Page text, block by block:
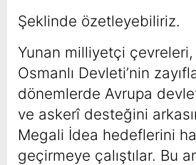
Şeklinde özetleyebiliriz.
Yunan milliyetçi
Osmanlı Devleti’nin
dönemlerde Avrupa
ve askerî desteğini
Megali İdea hedeflerini
geçirmeye çalıştılar. Bu